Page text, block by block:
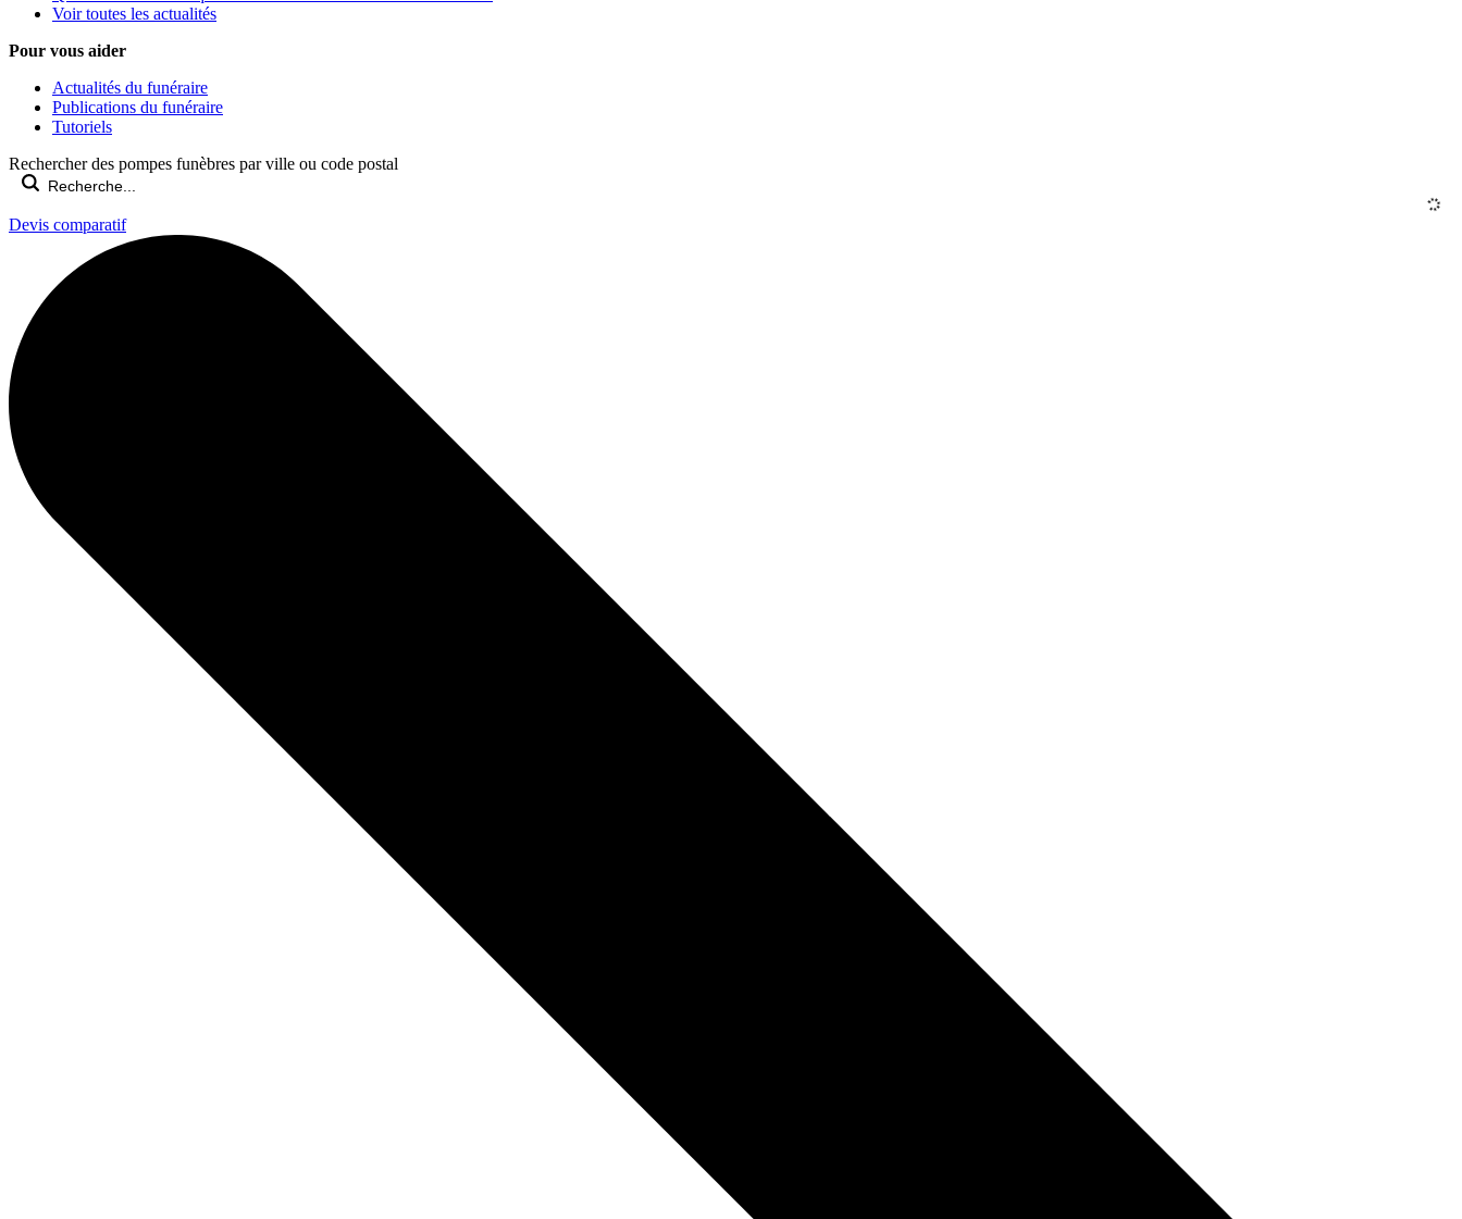
Voir toutes les actualités
Pour vous aider
Actualités du funéraire
Publications du funéraire
Tutoriels
Rechercher des pompes funèbres par ville ou code postal
Devis comparatif